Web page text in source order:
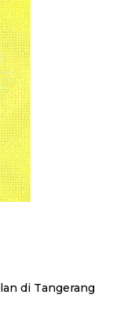
di Tangerang